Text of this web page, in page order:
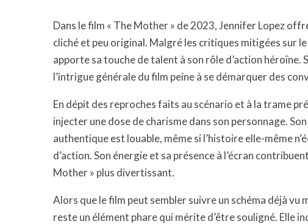
Dans le film « The Mother » de 2023, Jennifer Lopez
cliché et peu original. Malgré les critiques mitigées sur
apporte sa touche de talent à son rôle d’action héroïne.
l’intrigue générale du film peine à se démarquer des
En dépit des reproches faits au scénario et à la trame
injecter une dose de charisme dans son personnage.
authentique est louable, même si l’histoire elle-même
d’action. Son énergie et sa présence à l’écran
Mother » plus divertissant.
Alors que le film peut sembler suivre un schéma déjà
reste un élément phare qui mérite d’être souligné. Elle